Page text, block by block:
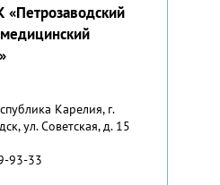
Карелия, г.
ул. Советская, д. 15
93-33